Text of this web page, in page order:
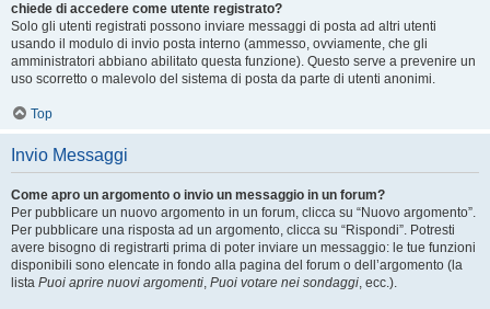
chiede di accedere come utente registrato?
Solo gli utenti registrati possono inviare messaggi di posta ad altri utenti
usando il modulo di invio posta interno (ammesso, ovviamente, che gli
amministratori abbiano abilitato questa funzione). Questo serve a prevenire un
uso scorretto o malevolo del sistema di posta da parte di utenti anonimi.
Top
Invio Messaggi
Come apro un argomento o invio un messaggio in un forum?
Per pubblicare un nuovo argomento in un forum, clicca su “Nuovo argomento”.
Per pubblicare una risposta ad un argomento, clicca su “Rispondi”. Potresti
avere bisogno di registrarti prima di poter inviare un messaggio: le tue funzioni
disponibili sono elencate in fondo alla pagina del forum o dell’argomento (la
lista Puoi aprire nuovi argomenti, Puoi votare nei sondaggi, ecc.).